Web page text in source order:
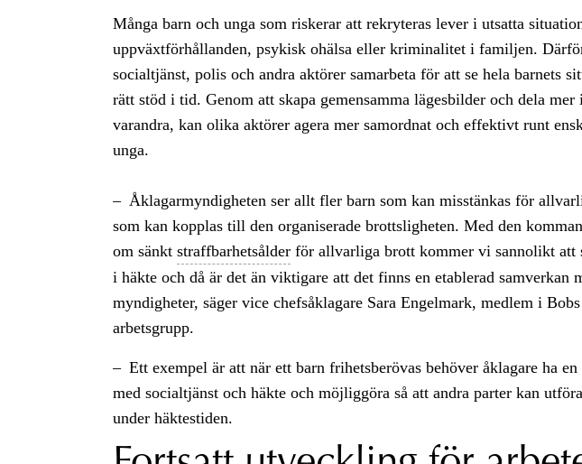
Många barn och unga som riskerar att rekryteras lever i utsatta
uppväxtförhållanden, psykisk ohälsa eller kriminalitet i familjen.
socialtjänst, polis och andra aktörer samarbeta för att se hela barnets
rätt stöd i tid. Genom att skapa gemensamma lägesbilder och dela
varandra, kan olika aktörer agera mer samordnat och effektivt runt
unga.
– Åklagarmyndigheten ser allt fler barn som kan misstänkas för
som kan kopplas till den organiserade brottsligheten. Med den
om sänkt straffbarhetsålderför allvarliga brott kommer vi sannolikt att
i häkte och då är det än viktigare att det finns en etablerad samverkan
myndigheter, säger vice chefsåklagare Sara Engelmark, medlem i
arbetsgrupp.
– Ett exempel är att när ett barn frihetsberövas behöver åklagare ha en
med socialtjänst och häkte och möjliggöra så att andra parter kan
under häktestiden.